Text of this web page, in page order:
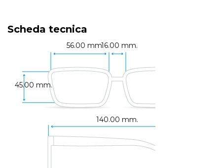
Scheda tecnica
56.00 mm.16.00 mm.
140.00 mm.
45.00 mm.